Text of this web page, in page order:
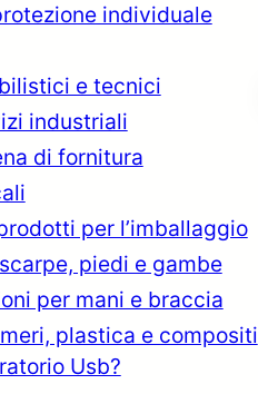
individuale
e tecnici
industriali
di fornitura
per l’imballaggio
piedi e gambe
per mani e braccia
plastica e compositi
Usb?
Italiano